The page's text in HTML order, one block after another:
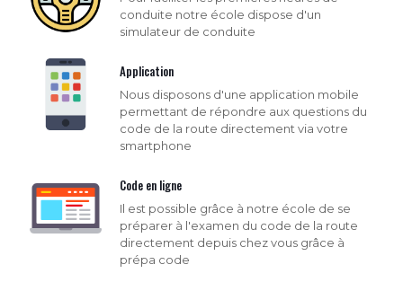
conduite notre école dispose d'un
simulateur de conduite
Application
Nous disposons d'une application mobile
permettant de répondre aux questions du
code de la route directement via votre
smartphone
Code en ligne
Il est possible grâce à notre école de se
préparer à l'examen du code de la route
directement depuis chez vous grâce à
prépa code